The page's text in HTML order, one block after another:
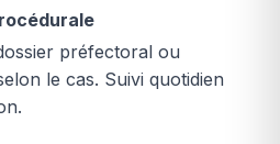
préfectoral ou
le cas. Suivi quotidien